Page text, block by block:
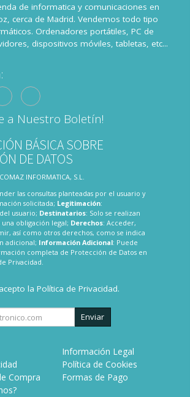
de informatica y comunicaciones en
cerca de Madrid. Vendemos todo tipo
Ordenadores portátiles, PC de
dispositivos móviles, tabletas, etc...
a Nuestro Boletín!
BÁSICA SOBRE
DE DATOS
INFORMATICA, S.L.
las consultas planteadas por el usuario y
solicitada; Legitimación:
usuario; Destinatarios: Solo se realizan
una obligación legal; Derechos: Acceder,
así como otros derechos, como se indica
adicional; Información Adicional: Puede
completa de Protección de Datos en
Privacidad
la Política de Privacidad.
Enviar
Información Legal
Política de Cookies
Compra
Formas de Pago